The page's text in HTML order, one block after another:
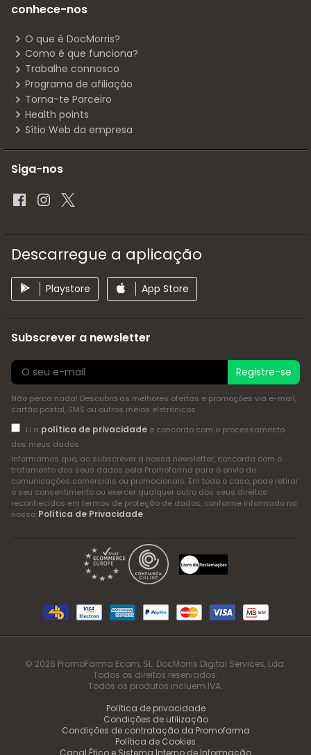
conhece-nos
O que é DocMorris?
Como é que funciona?
Trabalhe connosco
Programa de afiliação
Torna-te Parceiro
Health points
Sítio Web da empresa
Siga-nos
Descarregue a aplicação
Playstore App Store
Subscrever a newsletter
Registre-se
Não perca nada! Descubra as melhores ofertas e promoções via e-mail,
cartão postal, SMS ou outros meios eletrónicos
Li a política de privacidadee concordo com o processamento
dos meus dados
Informamos que, ao subscrever a nossa newsletter, concorda com o
tratamento dos seus dados pela Promofarma para o envio de
comunicações comerciais ou promocionais. Em todo o caso, pode retirar
o seu consentimento ou exercer qualquer outro dos seus direitos
reconhecidos em termos de proteção de dados, conforme informado na
nossa Política de Privacidade.
© 2026 PromoFarma Ecom, SL. DocMorris Digital Services, Lda.
Todos os direitos reservados.
Todos os produtos incluem IVA.
Política de privacidade
Condições de utilização
Condições de contratação da Promofarma
Política de Cookies